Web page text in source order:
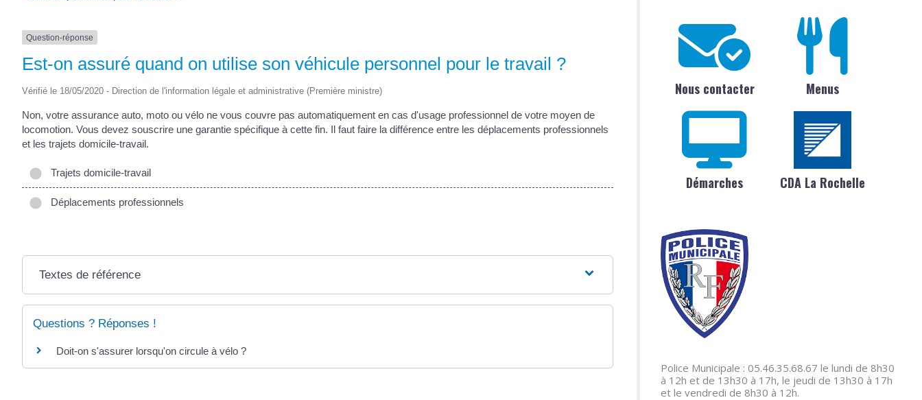
Question-réponse
Est-on assuré quand on utilise son véhicule personnel pour le travail ?
Vérifié le 18/05/2020 - Direction de l'information légale et administrative (Première ministre)
Non, votre assurance auto, moto ou vélo ne vous couvre pas automatiquement en cas d'usage professionnel de votre moyen de
locomotion. Vous devez souscrire une garantie spécifique à cette fin. Il faut faire la différence entre les déplacements professionnels
et les trajets domicile-travail.
Trajets domicile-travail
Déplacements professionnels
Textes de référence
Questions ? Réponses !
Doit-on s'assurer lorsqu'on circule à vélo ?
Nous contacter Menus
Démarches CDA La Rochelle
Police Municipale : 05.46.35.68.67 le lundi de 8h30
à 12h et de 13h30 à 17h, le jeudi de 13h30 à 17h
et le vendredi de 8h30 à 12h.